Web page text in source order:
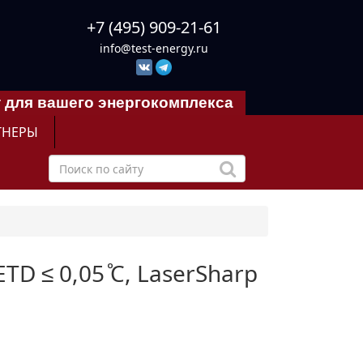
+7 (495) 909-21-61
info@test-energy.ru
вашего энергокомплекса
≤ 0,05 ̊C, LaserSharp